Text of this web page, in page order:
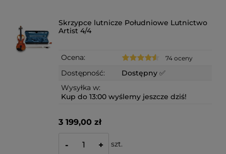
Skrzypce lutnicze Południowe Lutnictwo
Artist 4/4
Ocena: 74 oceny
Dostępność:
Dostępny ✅
Wysyłka w:
Kup do 13:00 wyślemy jeszcze dziś!
3 199,00 zł
- + szt.